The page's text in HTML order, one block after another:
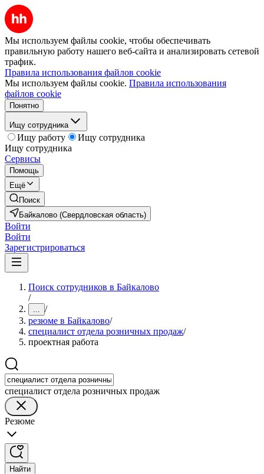
Мы используем файлы cookie, чтобы обеспечивать
правильную работу нашего веб-сайта и анализировать сетевой
трафик.
Правила использования файлов cookie
Мы используем файлы cookie. Правила использования
файлов cookie
Понятно
Ищу сотрудника
Ищу работу
Ищу сотрудника
Ищу сотрудника
Сервисы
Помощь
Ещё
Поиск
Байкалово (Свердловская область)
Войти
Войти
Зарегистрироваться
Поиск сотрудников в Байкалово
/
... /
резюме в Байкалово/
специалист отдела розничных продаж/
проектная работа
специалист отдела розничных продаж
Резюме
Найти